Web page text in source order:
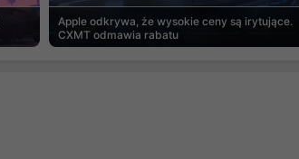
Apple odkrywa, że wysokie ceny są irytujące.
CXMT odmawia rabatu